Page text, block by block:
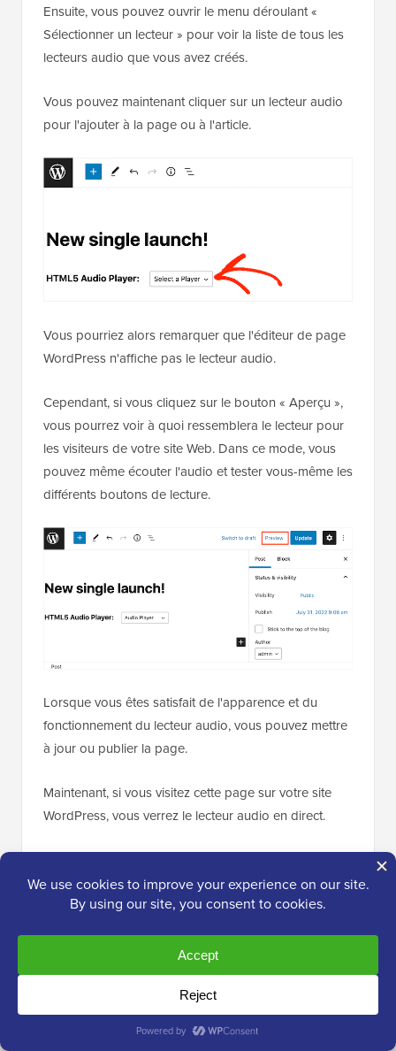
Ensuite, vous pouvez ouvrir le menu déroulant «
Sélectionner un lecteur » pour voir la liste de tous les
lecteurs audio que vous avez créés.
Vous pouvez maintenant cliquer sur un lecteur audio
pour l'ajouter à la page ou à l'article.
Vous pourriez alors remarquer que l'éditeur de page
WordPress n'affiche pas le lecteur audio.
Cependant, si vous cliquez sur le bouton « Aperçu »,
vous pourrez voir à quoi ressemblera le lecteur pour
les visiteurs de votre site Web. Dans ce mode, vous
pouvez même écouter l'audio et tester vous-même les
différents boutons de lecture.
Lorsque vous êtes satisfait de l'apparence et du
fonctionnement du lecteur audio, vous pouvez mettre
à jour ou publier la page.
Maintenant, si vous visitez cette page sur votre site
WordPress, vous verrez le lecteur audio en direct.
? Ensuite, vous pouvez simplement suivre le
processus décrit ci-dessus pour créer d'autres
Astuce bonus : Rendez votre site plus
amusant en utilisant des galeries
d'images et de vidéos